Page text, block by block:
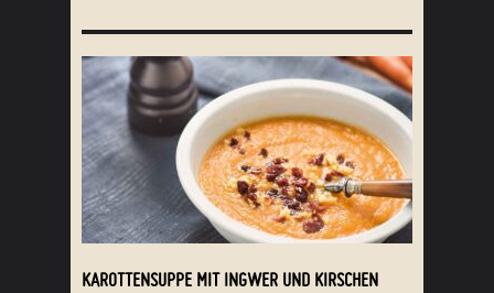
KAROTTENSUPPE MIT INGWER UND KIRSCHEN